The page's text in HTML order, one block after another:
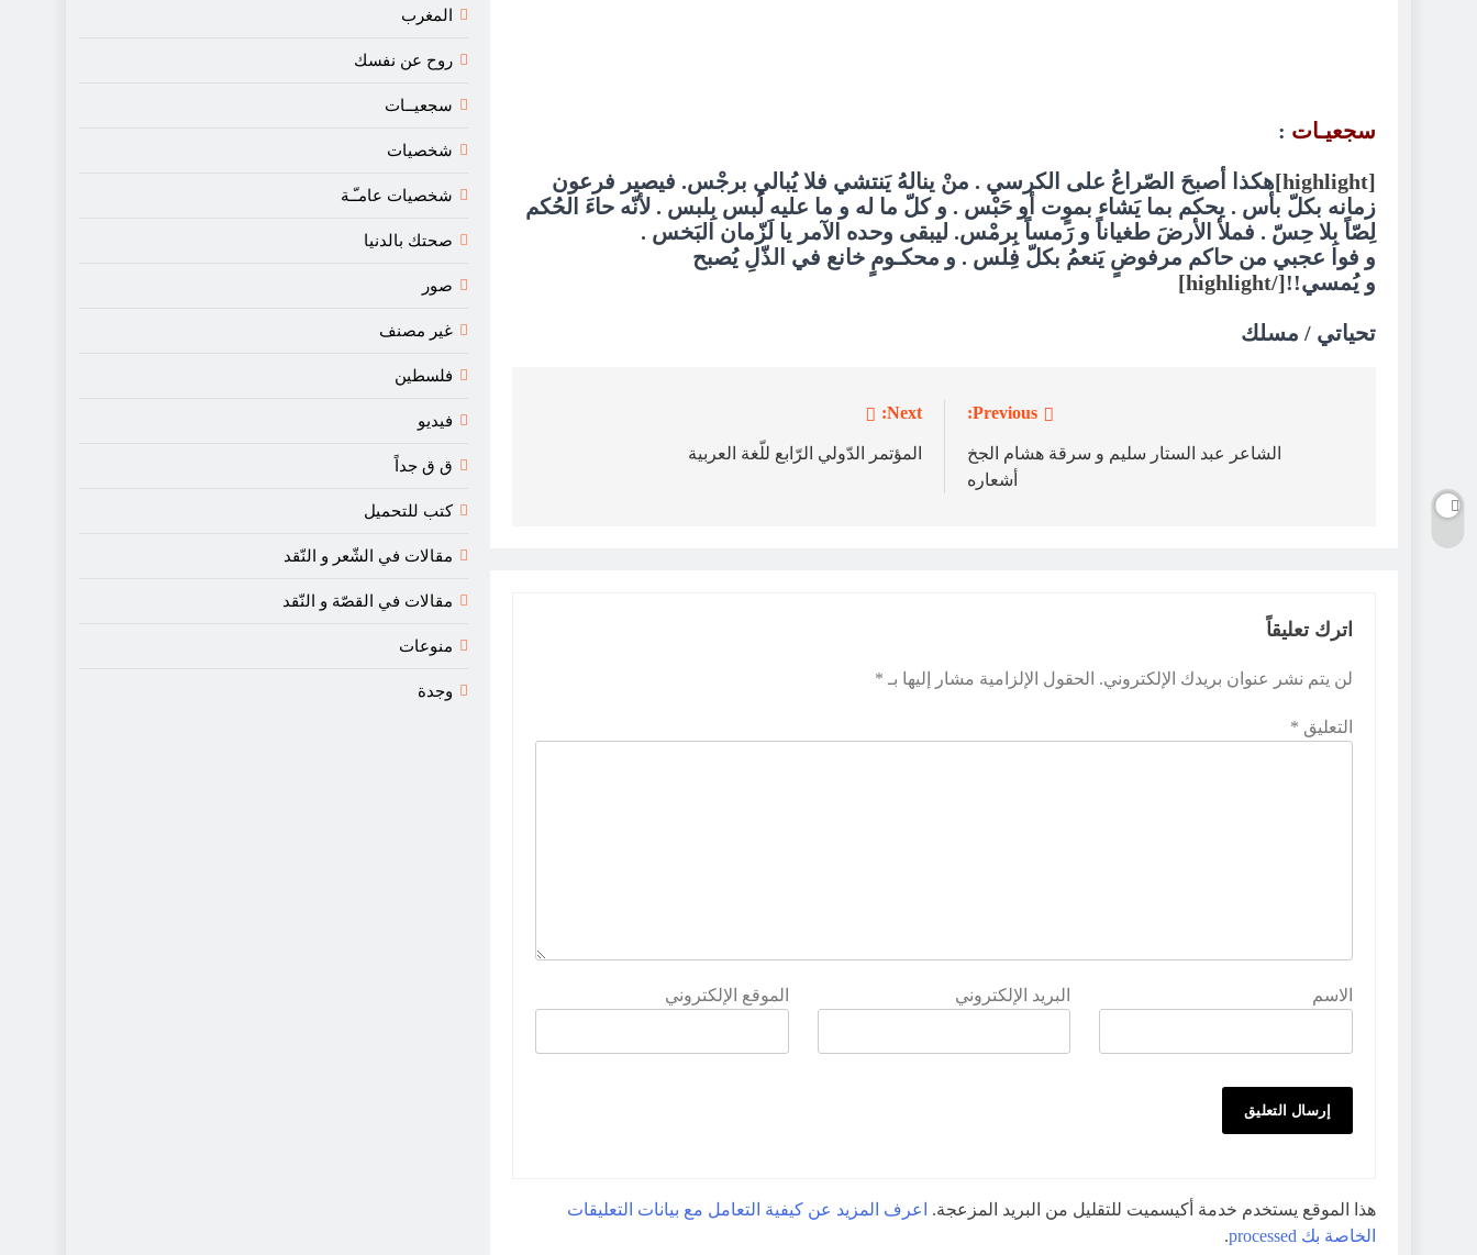
سجعيـات :
[highlight]
هكذا أصبحَ الصّراعُ على الكرسي . منْ ينالهُ يَنتشي فلا يُبالي برجْس. فيصير فرعون
زمانه بكلّ بأس . يحكم بما يَشاء بموٍت أو حَبْس . و كلّ ما له و ما عليه لُبس بِلبس . لأنّه حاءَ الحُكم
لِصّاً بِلا حِسّ . فملأ الأرضَ طغياناً و رَمساً بِرمْس. ليبقى وحده الآمر يا لَزّمان البَخس .
و فوا عجبي من حاكم مرفوضٍ يَنعمُ بكلّ فِلس . و محكـومٍ خانع في الذّلِ يُصبح
و يُمسي!![/highlight]
تحياتي / مسلك
المقالات
Previous:
الشاعر عبد الستار سليم و سرقة هشام الجخ
أشعاره
Next:
المؤتمر الدّولي الرّابع للّغة العربية
اترك تعليقاً
لن يتم نشر عنوان بريدك الإلكتروني. الحقول الإلزامية مشار إليها بـ *
التعليق *
الاسم البريد الإلكتروني الموقع الإلكتروني
هذا الموقع يستخدم خدمة أكيسميت للتقليل من البريد المزعجة.
اعرف المزيد عن كيفية التعامل مع بيانات التعليقات
الخاصة بك processed
.
المغرب
روح عن نفسك
سجعيــات
شخصيات
شخصيات عامـّـة
صحتك بالدنيا
صور
غير مصنف
فلسطين
فيديو
ق ق جداً
كتب للتحميل
مقالات في الشّعر و النّقد
مقالات في القصّة و النّقد
منوعات
وجدة